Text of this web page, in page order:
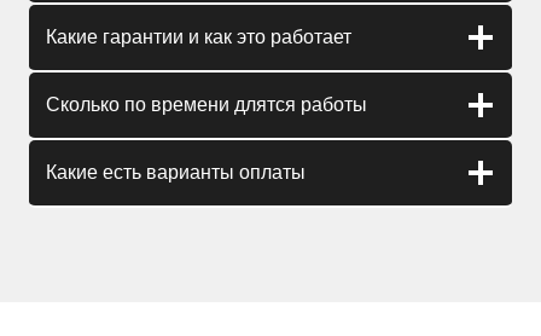
Какие гарантии и как это работает
Сколько по времени длятся работы
Какие есть варианты оплаты